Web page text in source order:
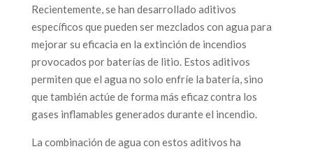
Recientemente, se han desarrollado aditivos
específicos que pueden ser mezclados con agua para
mejorar su eficacia en la extinción de incendios
provocados por baterías de litio. Estos aditivos
permiten que el agua no solo enfríe la batería, sino
que también actúe de forma más eficaz contra los
gases inflamables generados durante el incendio.
La combinación de agua con estos aditivos ha